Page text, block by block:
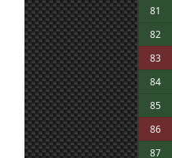
23 jun. 7:40
Aritz
23 jun. 7:07
23 jun. 7:06
23 jun. 7:04
23 jun. 7:03
81
82
83
84
85
86
87